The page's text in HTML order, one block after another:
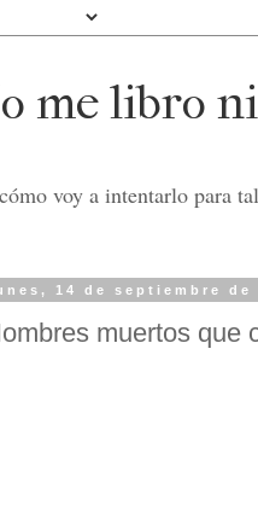
me libro
voy a intentarlo para
14 de septiembre de
muertos que